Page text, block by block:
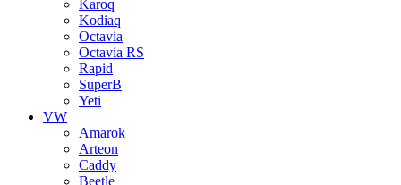
Karoq
Kodiaq
Octavia
Octavia RS
Rapid
SuperB
Yeti
VW
Amarok
Arteon
Caddy
Beetle